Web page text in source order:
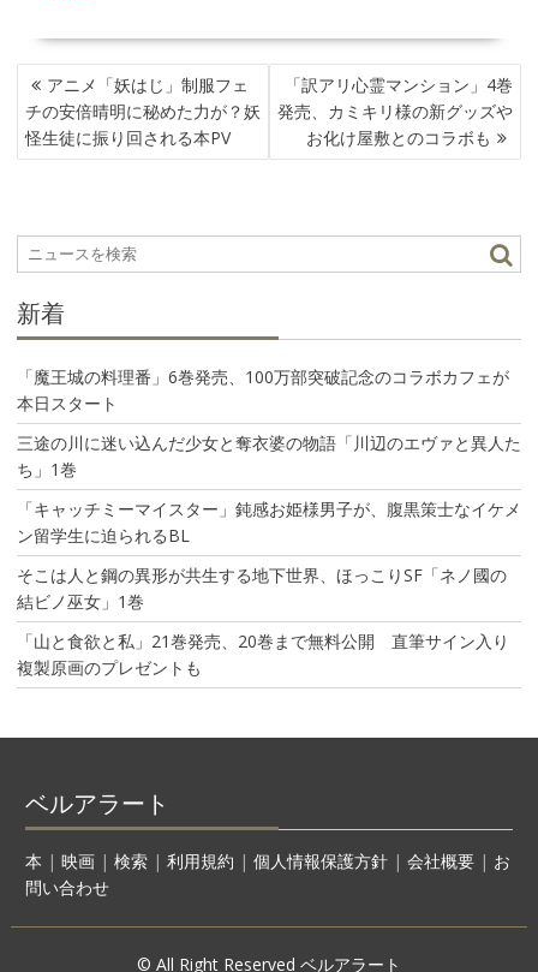
投
稿
ナ
ビ
シ
ョ
アニメ「妖はじ」制服フェ
チの安倍晴明に秘めた力が？妖
怪生徒に振り回される本PV
「訳アリ心霊マンション」4巻
発売、カミキリ様の新グッズや
お化け屋敷とのコラボも
新着
「魔王城の料理番」6巻発売、100万部突破記念のコラボカフェが
本日スタート
三途の川に迷い込んだ少女と奪衣婆の物語「川辺のエヴァと異人た
ち」1巻
「キャッチミーマイスター」鈍感お姫様男子が、腹黒策士なイケメ
ン留学生に迫られるBL
そこは人と鋼の異形が共生する地下世界、ほっこりSF「ネノ國の
結ビノ巫女」1巻
「山と食欲と私」21巻発売、20巻まで無料公開 直筆サイン入り
複製原画のプレゼントも
ベルアラート
本 | 映画| 検索| 利用規約 | 個人情報保護方針| 会社概要| お
問い合わせ
© All Right Reserved ベルアラート